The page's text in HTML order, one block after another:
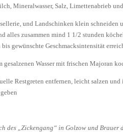
Mineralwasser, Salz, Limettenabrieb
und Landschinken klein
alles zusammen mind 1 1/2 stunden
gewünschte Geschmacksintensität
Wasser mit frischen Majoran
Restgreten entfernen, leicht salzen
des „Zickengang“ in Golzow und Brauer